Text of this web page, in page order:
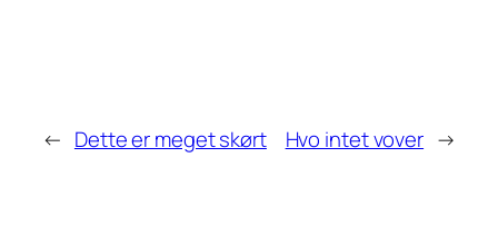
← Dette er meget skørt Hvo intet vover →